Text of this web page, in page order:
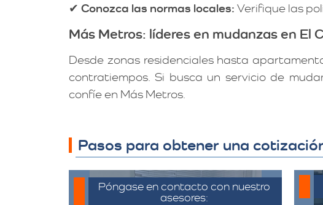
✔ Conozca las normas locales: Verifique las
Más Metros: líderes en mudanzas en El
Desde zonas residenciales hasta
contratiempos. Si busca un servicio de
confíe en Más Metros.
Pasos para obtener una
Póngase en contacto con nuestro
asesores: